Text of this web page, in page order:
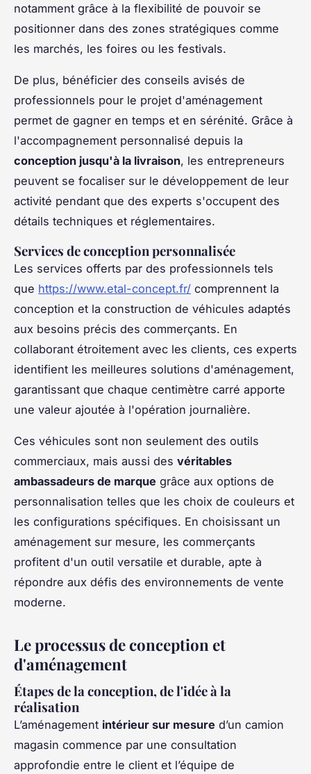
notamment grâce à la flexibilité de pouvoir se
positionner dans des zones stratégiques comme
les marchés, les foires ou les festivals.
De plus, bénéficier des conseils avisés de
professionnels pour le projet d'aménagement
permet de gagner en temps et en sérénité. Grâce à
l'accompagnement personnalisé depuis la
conception jusqu'à la livraison, les entrepreneurs
peuvent se focaliser sur le développement de leur
activité pendant que des experts s'occupent des
détails techniques et réglementaires.
Services de conception personnalisée
Les services offerts par des professionnels tels
que https://www.etal-concept.fr/ comprennent la
conception et la construction de véhicules adaptés
aux besoins précis des commerçants. En
collaborant étroitement avec les clients, ces experts
identifient les meilleures solutions d'aménagement,
garantissant que chaque centimètre carré apporte
une valeur ajoutée à l'opération journalière.
Ces véhicules sont non seulement des outils
commerciaux, mais aussi des véritables
ambassadeurs de marque grâce aux options de
personnalisation telles que les choix de couleurs et
les configurations spécifiques. En choisissant un
aménagement sur mesure, les commerçants
profitent d'un outil versatile et durable, apte à
répondre aux défis des environnements de vente
moderne.
Le processus de conception et
d'aménagement
Étapes de la conception, de l'idée à la
réalisation
L’aménagement intérieur sur mesure d’un camion
magasin commence par une consultation
approfondie entre le client et l’équipe de